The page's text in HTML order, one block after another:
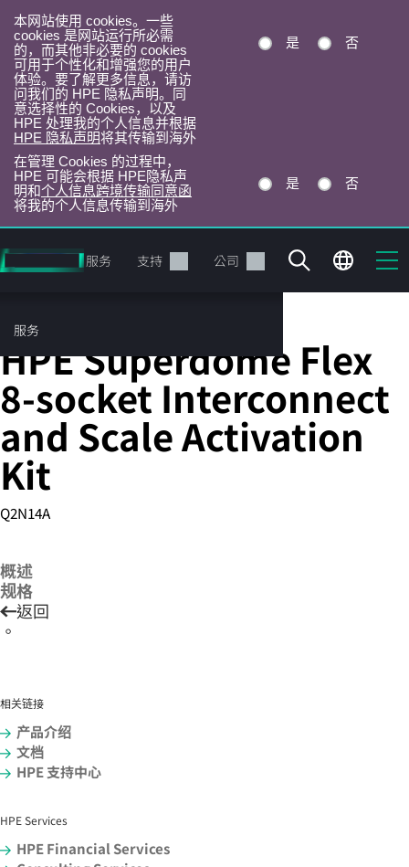
本网站使用 cookies。一些
cookies 是网站运行所必需
的，而其他非必要的 cookies
可用于个性化和增强您的用户
体验。要了解更多信息，请访
问我们的 HPE 隐私声明。同
意选择性的 Cookies，以及
HPE 处理我的个人信息并根据
HPE 隐私声明将其传输到海外
是 否
在管理 Cookies 的过程中，
HPE 可能会根据 HPE隐私声
明和个人信息跨境传输同意函
将我的个人信息传输到海外
是 否
转
到
目
录
服务 支持 公司
服务
服务器支持套件
HPE Superdome Flex
8-socket Interconnect
and Scale Activation
Kit
Q2N14A
概述
规格
返回
。
相关链接
产品介绍
文档
HPE 支持中心
HPE Services
HPE Financial Services